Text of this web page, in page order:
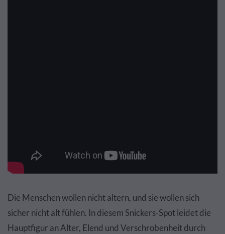
Die Menschen wollen nicht altern, und sie wollen sich
sicher nicht alt fühlen. In diesem Snickers-Spot leidet die
Hauptfigur an Alter, Elend und Verschrobenheit durch